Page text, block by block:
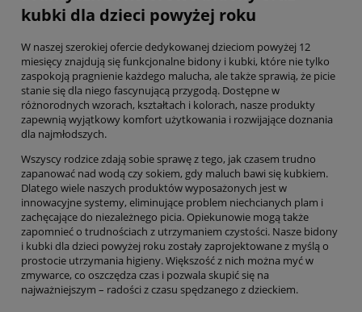
kubki dla dzieci powyżej roku
W naszej szerokiej ofercie dedykowanej dzieciom powyżej 12
miesięcy znajdują się funkcjonalne bidony i kubki, które nie tylko
zaspokoją pragnienie każdego malucha, ale także sprawią, że picie
stanie się dla niego fascynującą przygodą. Dostępne w
różnorodnych wzorach, kształtach i kolorach, nasze produkty
zapewnią wyjątkowy komfort użytkowania i rozwijające doznania
dla najmłodszych.
Wszyscy rodzice zdają sobie sprawę z tego, jak czasem trudno
zapanować nad wodą czy sokiem, gdy maluch bawi się kubkiem.
Dlatego wiele naszych produktów wyposażonych jest w
innowacyjne systemy, eliminujące problem niechcianych plam i
zachęcające do niezależnego picia. Opiekunowie mogą także
zapomnieć o trudnościach z utrzymaniem czystości. Nasze bidony
i kubki dla dzieci powyżej roku zostały zaprojektowane z myślą o
prostocie utrzymania higieny. Większość z nich można myć w
zmywarce, co oszczędza czas i pozwala skupić się na
najważniejszym – radości z czasu spędzanego z dzieckiem.